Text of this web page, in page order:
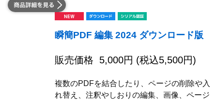
瞬簡PDF 編集 2024 ダウンロード版
販売価格 5,000円 (税込5,500円)
複数のPDFを結合したり、ページの削除や入
れ替え、注釈やしおりの編集、画像、ページ